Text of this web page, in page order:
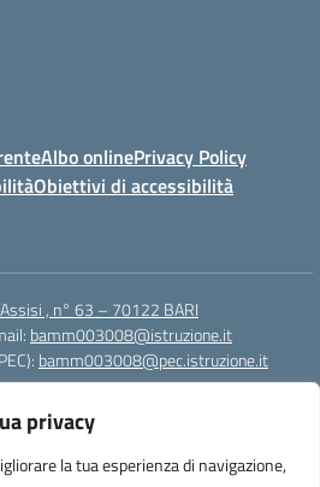
privacy
la tua esperienza di navigazione,
Albo onlinePrivacy Policy
Obiettivi di accessibilità
, n° 63 – 70122 BARI
bamm003008@istruzione.it
bamm003008@pec.istruzione.it
(IPA): istsc_bamm003008
UFZ1FY